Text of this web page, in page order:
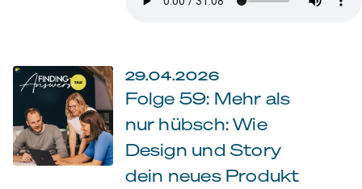
29.04.2026
Folge 59: Mehr als
nur hübsch: Wie
Design und Story
dein neues Produkt